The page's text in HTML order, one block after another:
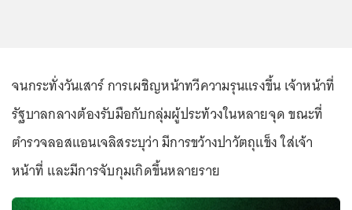
จนกระทั่งวันเสาร์ การเผชิญหน้าทวีความรุนแรงขึ้น เจ้าหน้าที่
รัฐบาลกลางต้องรับมือกับกลุ่มผู้ประท้วงในหลายจุด ขณะที่
ตำรวจลอสแอนเจลิสระบุว่า มีการขว้างปาวัตถุแข็ง ใส่เจ้า
หน้าที่ และมีการจับกุมเกิดขึ้นหลายราย